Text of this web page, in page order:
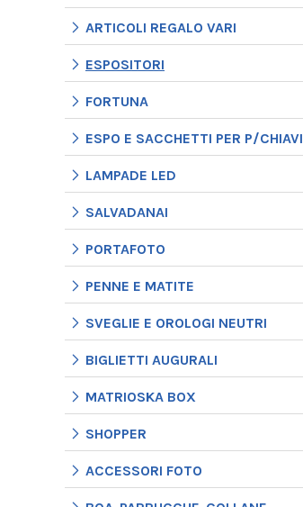
ARTICOLI REGALO VARI
ESPOSITORI
FORTUNA
ESPO E SACCHETTI PER P/CHIAVI
LAMPADE LED
SALVADANAI
PORTAFOTO
PENNE E MATITE
SVEGLIE E OROLOGI NEUTRI
BIGLIETTI AUGURALI
MATRIOSKA BOX
SHOPPER
ACCESSORI FOTO